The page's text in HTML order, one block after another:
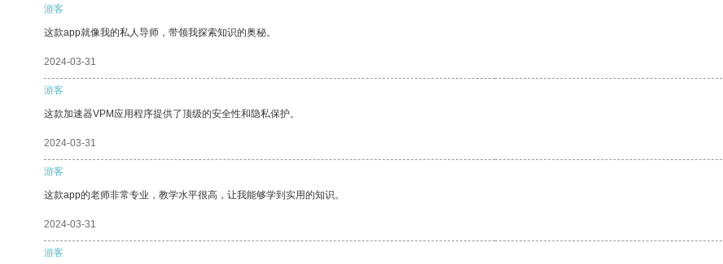
游客
这款app就像我的私人导师，带领我探索知识的奥秘。
2024-03-31
游客
这款加速器VPM应用程序提供了顶级的安全性和隐私保护。
2024-03-31
游客
这款app的老师非常专业，教学水平很高，让我能够学到实用的知识。
2024-03-31
游客